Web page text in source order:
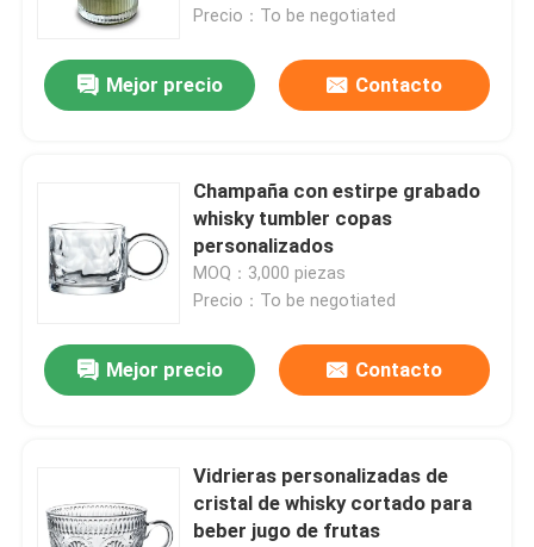
Precio：To be negotiated
Mejor precio Contacto
Champaña con estirpe grabado
whisky tumbler copas
personalizados
MOQ：3,000 piezas
Precio：To be negotiated
Mejor precio Contacto
Vidrieras personalizadas de
cristal de whisky cortado para
beber jugo de frutas